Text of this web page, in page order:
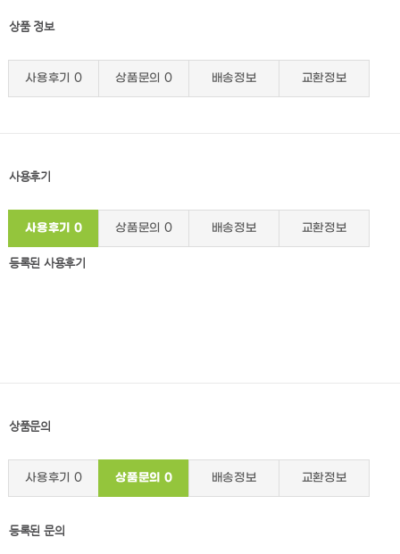
상품 정보
사용후기 0 상품문의 0 배송정보 교환정보
사용후기
사용후기 0 상품문의 0 배송정보 교환정보
등록된 사용후기
상품문의
사용후기 0 상품문의 0 배송정보 교환정보
등록된 문의